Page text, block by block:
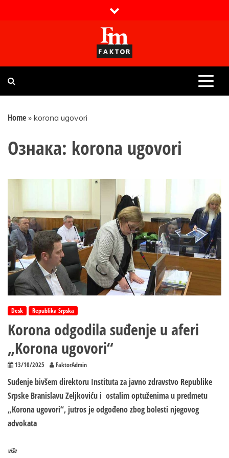
Faktor magazin
Uvijek presudan
Home » korona ugovori
Ознака: korona ugovori
Desk Republika Srpska
Korona odgodila suđenje u aferi
„Korona ugovori“
13/10/2025 FaktorAdmin
Suđenje bivšem direktoru Instituta za javno zdravstvo Republike
Srpske Branislavu Zeljkoviću i ostalim optuženima u predmetu
„Korona ugovori“, jutros je odgođeno zbog bolesti njegovog
advokata
više